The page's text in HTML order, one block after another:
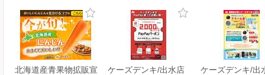
北海道産青果物拡販宣
ケーズデンキ/出水店 ケーズデンキ/出